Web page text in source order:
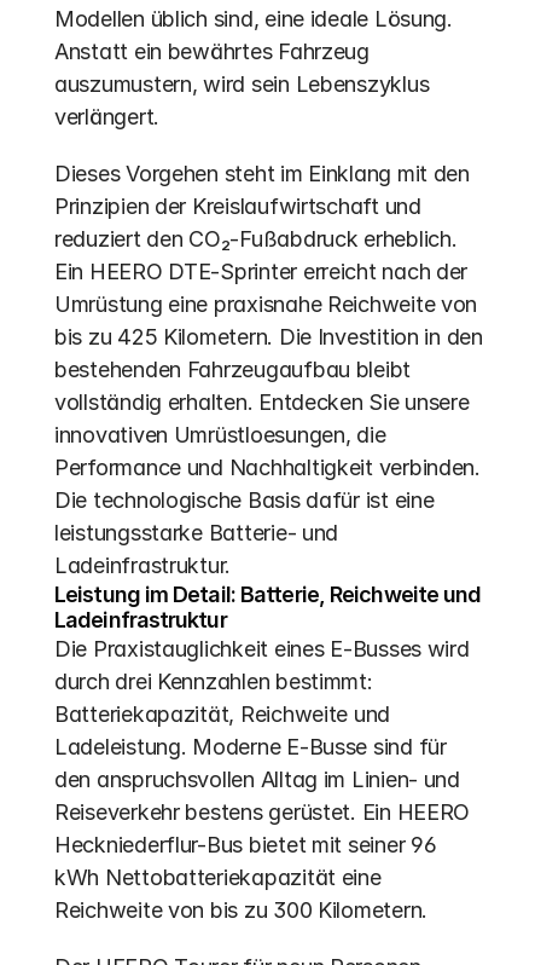
Modellen üblich sind, eine ideale Lösung.
Anstatt ein bewährtes Fahrzeug
auszumustern, wird sein Lebenszyklus
verlängert.
Dieses Vorgehen steht im Einklang mit den
Prinzipien der Kreislaufwirtschaft und
reduziert den CO₂-Fußabdruck erheblich.
Ein HEERO DTE-Sprinter erreicht nach der
Umrüstung eine praxisnahe Reichweite von
bis zu 425 Kilometern. Die Investition in den
bestehenden Fahrzeugaufbau bleibt
vollständig erhalten. Entdecken Sie unsere
innovativen Umrüstloesungen, die
Performance und Nachhaltigkeit verbinden.
Die technologische Basis dafür ist eine
leistungsstarke Batterie- und
Ladeinfrastruktur.
Leistung im Detail: Batterie, Reichweite und
Ladeinfrastruktur
Die Praxistauglichkeit eines E-Busses wird
durch drei Kennzahlen bestimmt:
Batteriekapazität, Reichweite und
Ladeleistung. Moderne E-Busse sind für
den anspruchsvollen Alltag im Linien- und
Reiseverkehr bestens gerüstet. Ein HEERO
Heckniederflur-Bus bietet mit seiner 96
kWh Nettobatteriekapazität eine
Reichweite von bis zu 300 Kilometern.